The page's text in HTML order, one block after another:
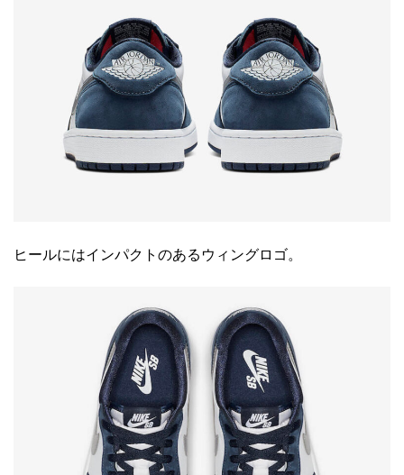
ヒールにはインパクトのあるウィングロゴ。